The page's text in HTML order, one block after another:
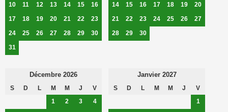
10
11 12 13 14 15
16
17
18 19 20 21 22
23
24
25 26 27 28 29
30
31
14
15 16 17 18 19
20
21
22 23 24 25 26
27
28
29 30
Décembre 2026
S D L M M J
V
1
2 3
4
Janvier 2027
S D L M M J
V
1